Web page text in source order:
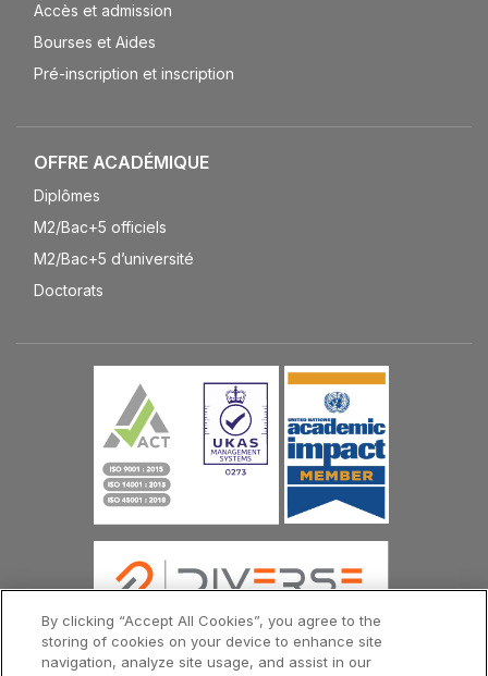
Accès et admission
Bourses et Aides
Pré-inscription et inscription
OFFRE ACADÉMIQUE
Diplômes
M2/Bac+5 officiels
M2/Bac+5 d’université
Doctorats
By clicking “Accept All Cookies”, you agree to the
storing of cookies on your device to enhance site
navigation, analyze site usage, and assist in our